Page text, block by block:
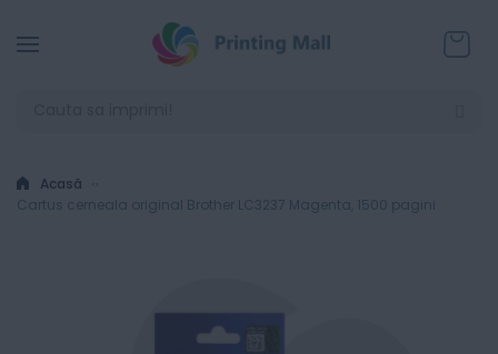
Acasă
Cartus cerneala original Brother LC3237 Magenta, 1500 pagini